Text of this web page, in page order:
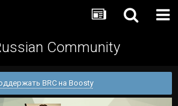
Community
BRC на Boosty